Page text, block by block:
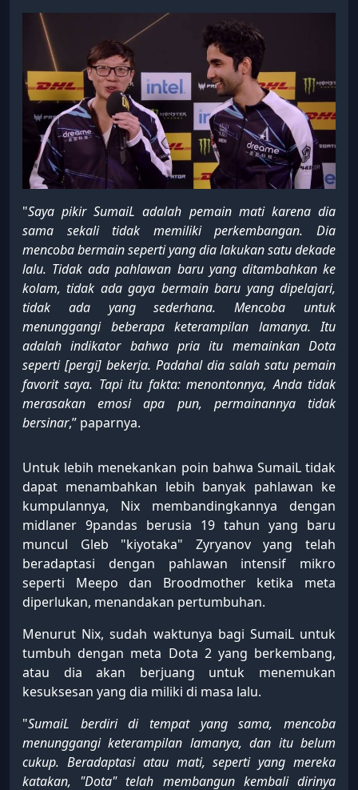
"Saya pikir SumaiL adalah pemain mati karena dia
sama sekali tidak memiliki perkembangan. Dia
mencoba bermain seperti yang dia lakukan satu dekade
lalu. Tidak ada pahlawan baru yang ditambahkan ke
kolam, tidak ada gaya bermain baru yang dipelajari,
tidak ada yang sederhana. Mencoba untuk
menunggangi beberapa keterampilan lamanya. Itu
adalah indikator bahwa pria itu memainkan Dota
seperti [pergi] bekerja. Padahal dia salah satu pemain
favorit saya. Tapi itu fakta: menontonnya, Anda tidak
merasakan emosi apa pun, permainannya tidak
bersinar,” paparnya.
Untuk lebih menekankan poin bahwa SumaiL tidak
dapat menambahkan lebih banyak pahlawan ke
kumpulannya, Nix membandingkannya dengan
midlaner 9pandas berusia 19 tahun yang baru
muncul Gleb "kiyotaka" Zyryanov yang telah
beradaptasi dengan pahlawan intensif mikro
seperti Meepo dan Broodmother ketika meta
diperlukan, menandakan pertumbuhan.
Menurut Nix, sudah waktunya bagi SumaiL untuk
tumbuh dengan meta Dota 2 yang berkembang,
atau dia akan berjuang untuk menemukan
kesuksesan yang dia miliki di masa lalu.
"SumaiL berdiri di tempat yang sama, mencoba
menunggangi keterampilan lamanya, dan itu belum
cukup. Beradaptasi atau mati, seperti yang mereka
katakan, "Dota" telah membangun kembali dirinya